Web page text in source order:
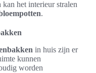
het interieur stralen
.
in huis zijn er
kunnen
worden